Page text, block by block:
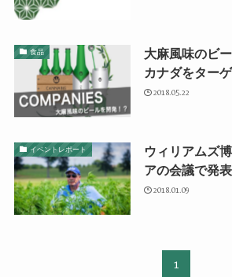
食品
大麻風味のビ
カナダをター
2018.05.22
イベントレポート
ウィリアムズ
アの会議で発
2018.01.09
1